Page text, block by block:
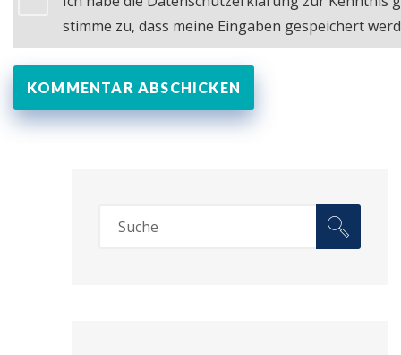
stimme zu, dass meine Eingaben gespeichert